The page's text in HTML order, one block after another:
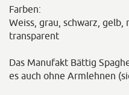
Farben:
Weiss, grau, schwarz,
transparent
Das Manufakt Bättig
es auch ohne Armlehnen